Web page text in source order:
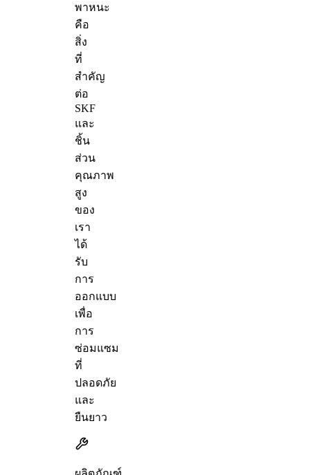
พาหนะ
คือ
สิ่ง
ที่
สำคัญ
ต่อ
SKF
และ
ชิ้น
ส่วน
คุณภาพ
สูง
ของ
เรา
ได้
รับ
การ
ออกแบบ
เพื่อ
การ
ซ่อมแซม
ที่
ปลอดภัย
และ
ยืนยาว